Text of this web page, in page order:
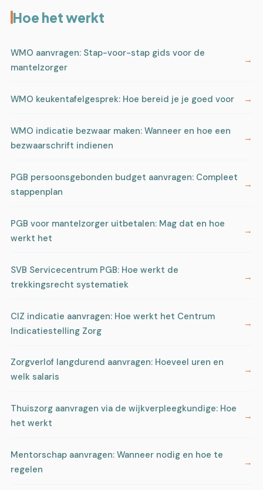
Hoe het werkt
WMO aanvragen: Stap-voor-stap gids voor de
mantelzorger
WMO keukentafelgesprek: Hoe bereid je je goed voor
WMO indicatie bezwaar maken: Wanneer en hoe een
bezwaarschrift indienen
PGB persoonsgebonden budget aanvragen: Compleet
stappenplan
PGB voor mantelzorger uitbetalen: Mag dat en hoe
werkt het
SVB Servicecentrum PGB: Hoe werkt de
trekkingsrecht systematiek
CIZ indicatie aanvragen: Hoe werkt het Centrum
Indicatiestelling Zorg
Zorgverlof langdurend aanvragen: Hoeveel uren en
welk salaris
Thuiszorg aanvragen via de wijkverpleegkundige: Hoe
het werkt
Mentorschap aanvragen: Wanneer nodig en hoe te
regelen